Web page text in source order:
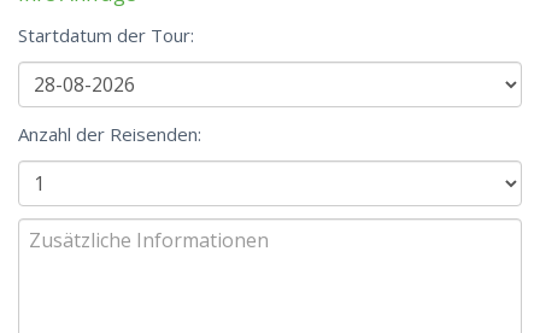
Startdatum der Tour:
Anzahl der Reisenden: